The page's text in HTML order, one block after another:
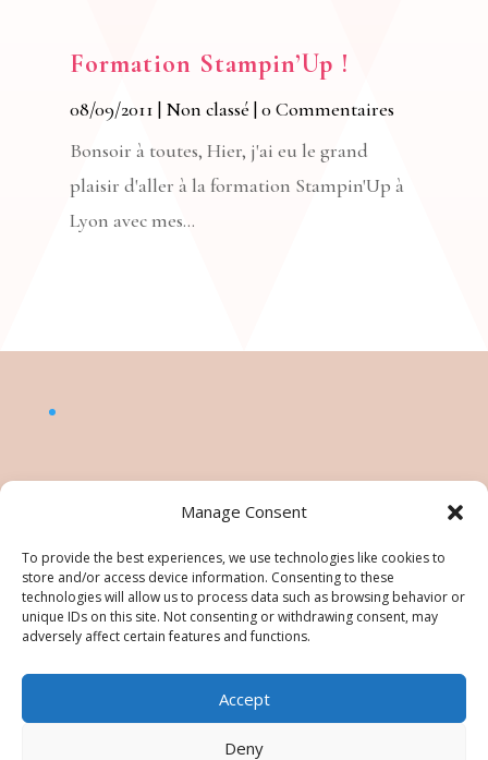
Manage Consent
To provide the best experiences, we use technologies like cookies to
store and/or access device information. Consenting to these
technologies will allow us to process data such as browsing behavior or
unique IDs on this site. Not consenting or withdrawing consent, may
adversely affect certain features and functions.
Accept
Deny
Formation Stampin’Up !
08/09/2011 | Non classé | 0 Commentaires
Bonsoir à toutes, Hier, j'ai eu le grand
plaisir d'aller à la formation Stampin'Up à
Lyon avec mes...
©Nésiris. Katia Picollier est Démonstratrice
indépendante pour Stampin' Up!®. Katia est